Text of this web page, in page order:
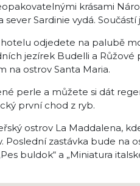
krásami
sever Sardinie vydá.
odjedete na palubě
jezírek Budelli a
na ostrov Santa Maria.
perle a můžete si dát
první chod z ryb.
ostrov La Maddalena,
Poslední zastávka bude na
buldok“ a „Miniatura